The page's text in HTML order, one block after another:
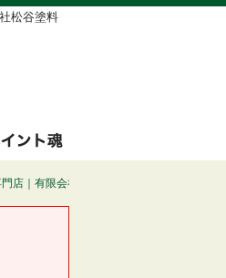
松谷塗料
会社松谷塗料店